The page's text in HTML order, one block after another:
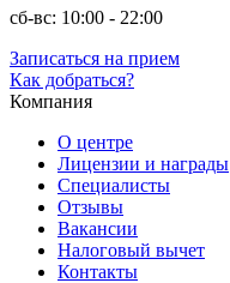
сб-вс: 10:00 - 22:00
Записаться на прием
Как добраться?
Компания
О центре
Лицензии и награды
Специалисты
Отзывы
Вакансии
Налоговый вычет
Контакты